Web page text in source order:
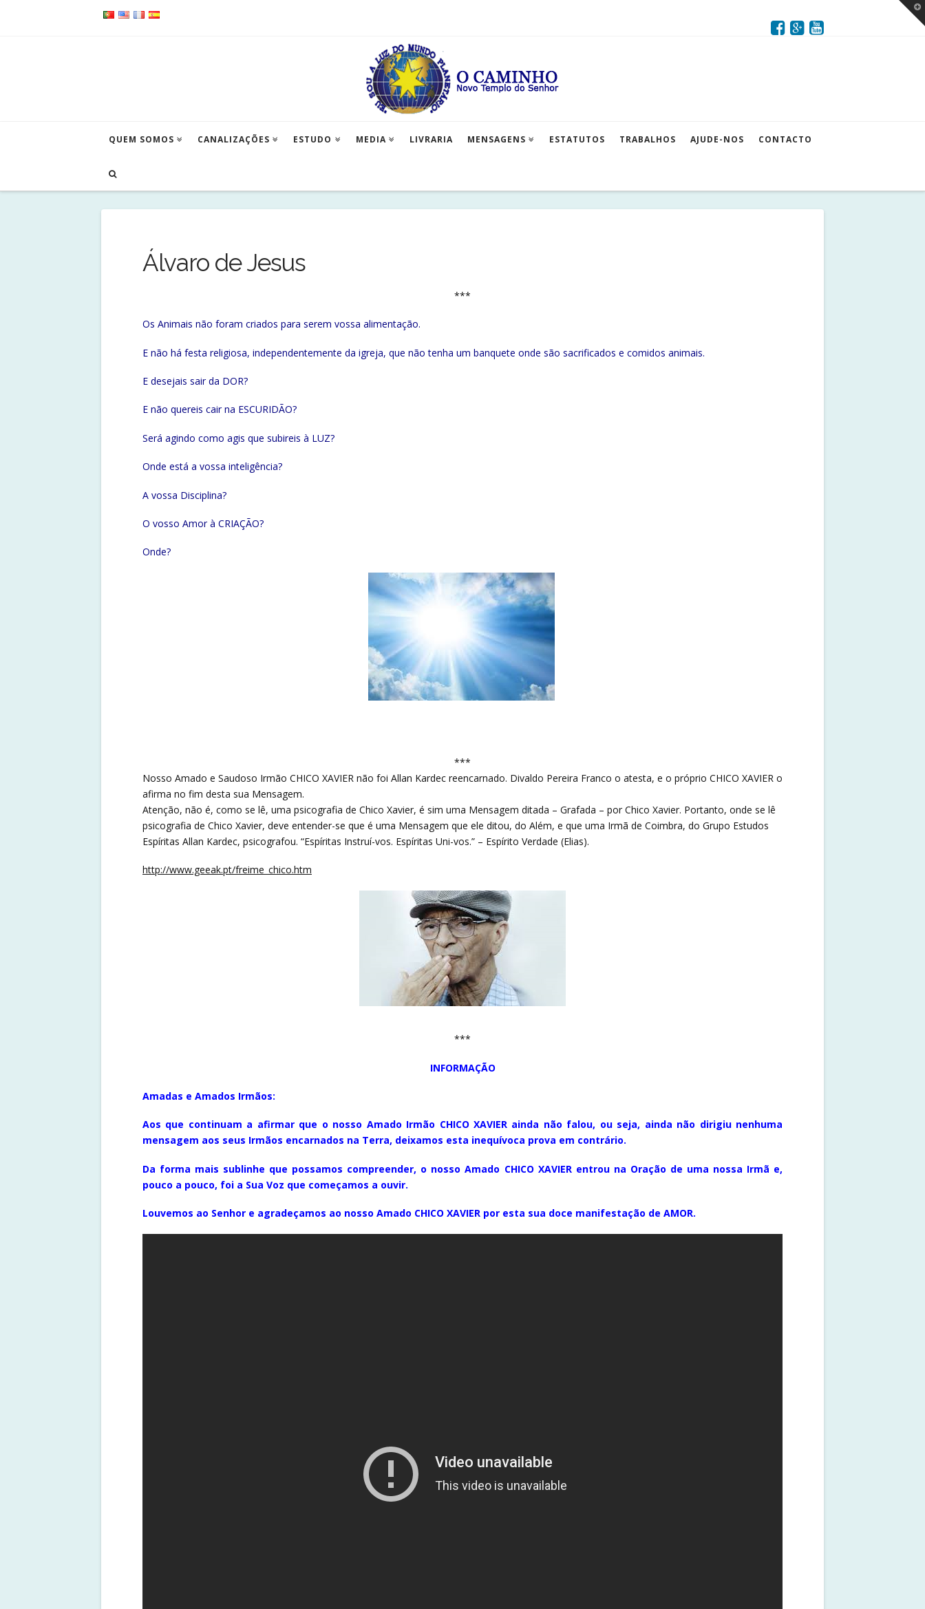
QUEM SOMOS CANALIZAÇÕES ESTUDO MEDIA LIVRARIA MENSAGENS ESTATUTOS TRABALHOS AJUDE-NOS CONTACTO
Álvaro de Jesus
***
Os Animais não foram criados para serem vossa alimentação.
E não há festa religiosa, independentemente da igreja, que não tenha um banquete onde são sacrificados e comidos animais.
E desejais sair da DOR?
E não quereis cair na ESCURIDÃO?
Será agindo como agis que subireis à LUZ?
Onde está a vossa inteligência?
A vossa Disciplina?
O vosso Amor à CRIAÇÃO?
Onde?
***
Nosso Amado e Saudoso Irmão CHICO XAVIER não foi Allan Kardec reencarnado. Divaldo Pereira Franco o atesta, e o próprio CHICO XAVIER o
afirma no fim desta sua Mensagem.
Atenção, não é, como se lê, uma psicografia de Chico Xavier, é sim uma Mensagem ditada – Grafada – por Chico Xavier. Portanto, onde se lê
psicografia de Chico Xavier, deve entender-se que é uma Mensagem que ele ditou, do Além, e que uma Irmã de Coimbra, do Grupo Estudos
Espíritas Allan Kardec, psicografou. “Espíritas Instruí-vos. Espíritas Uni-vos.” – Espírito Verdade (Elias).
http://www.geeak.pt/freime_chico.htm
***
INFORMAÇÃO
Amadas e Amados Irmãos:
Aos que continuam a afirmar que o nosso Amado Irmão CHICO XAVIER ainda não falou, ou seja, ainda não dirigiu nenhuma
mensagem aos seus Irmãos encarnados na Terra, deixamos esta inequívoca prova em contrário.
Da forma mais sublinhe que possamos compreender, o nosso Amado CHICO XAVIER entrou na Oração de uma nossa Irmã e,
pouco a pouco, foi a Sua Voz que começamos a ouvir.
Louvemos ao Senhor e agradeçamos ao nosso Amado CHICO XAVIER por esta sua doce manifestação de AMOR.